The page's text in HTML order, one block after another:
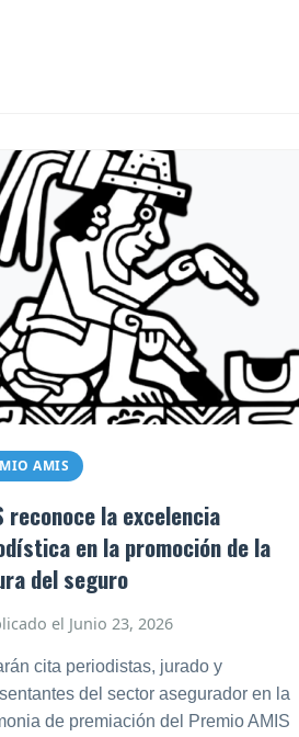
AMIS
reconoce la excelencia
en la promoción de la
del seguro
el Junio 23, 2026
cita periodistas, jurado y
del sector asegurador en la
de premiación del Premio AMIS